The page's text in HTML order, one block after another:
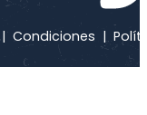
| Condiciones |